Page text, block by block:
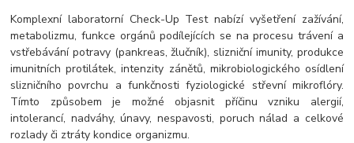
Komplexní laboratorní Check-Up Test nabízí vyšetření zažívání,
metabolizmu, funkce orgánů podílejících se na procesu trávení a
vstřebávání potravy (pankreas, žlučník), slizniční imunity, produkce
imunitních protilátek, intenzity zánětů, mikrobiologického osídlení
slizničního povrchu a funkčnosti fyziologické střevní mikroflóry.
Tímto způsobem je možné objasnit příčinu vzniku alergií,
intolerancí, nadváhy, únavy, nespavosti, poruch nálad a celkové
rozlady či ztráty kondice organizmu.